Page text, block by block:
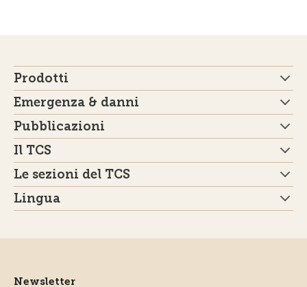
Prodotti
Emergenza & danni
Pubblicazioni
Il TCS
Le sezioni del TCS
Lingua
Newsletter